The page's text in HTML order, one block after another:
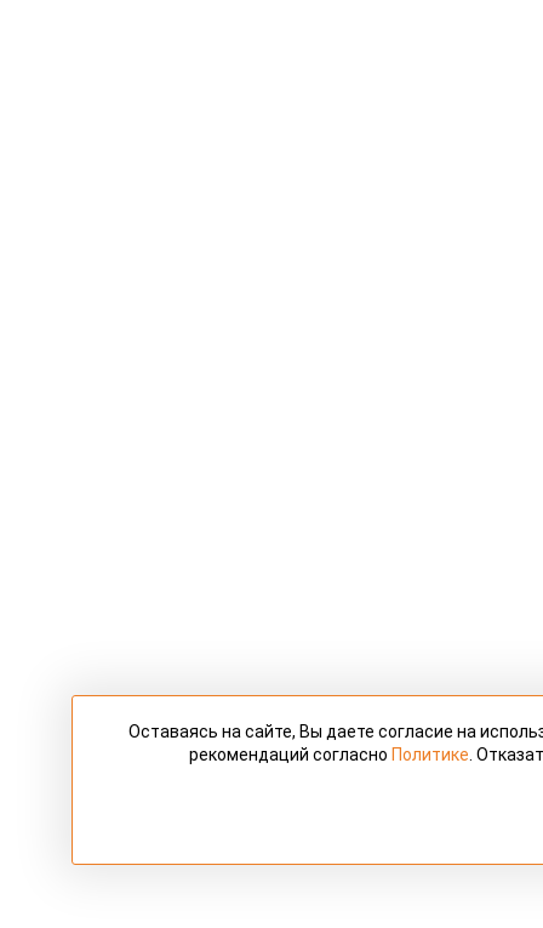
Оставаясь на сайте, Вы даете согласие на
рекомендаций согласно Политике .